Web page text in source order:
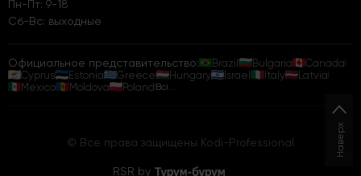
Пн-Пт: 9-18
Сб-Вс: выходные
Официальное представительство: Brazil Bulgaria
Canada
Cyprus
Estonia Greece Hungary Israel Italy
Latvia
Mexico
Moldova Poland Всі...
© Все права защищены Kodi-Professional
RSR by
Наверх